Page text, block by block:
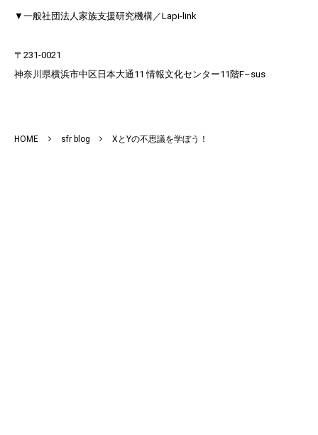
▼一般社団法人家族支援研究機構／Lapi-link
〒231-0021​
神奈川県横浜市中区日本大通11 情報文化センター11階F–sus​
HOME sfr blog XとYの不思議を学ぼう！